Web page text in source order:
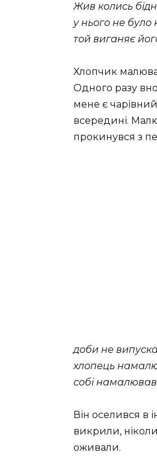
Жив колись
у нього не було
той виганяє
Хлопчик
Одного разу
мене є
всередині.
прокинувся з
доби не
хлопець
собі намалював
Він оселився в
викрили, ніколи
оживали.